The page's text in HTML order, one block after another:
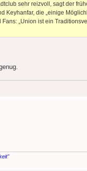
sehr reizvoll, sagt der
Keyhanfar, die „einige
„Union ist ein